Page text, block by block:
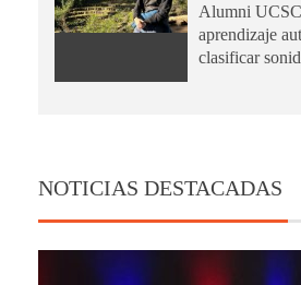
Alumni
aprendizaje
clasificar
NOTICIAS DESTACADAS